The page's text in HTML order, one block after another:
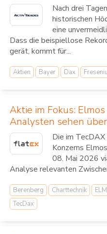
Nach drei
historischen
eine
Dass die beispiellose
gerät, kommt für...
Aktien Bayer Dax
Aktie im Fokus:
Analysten sehen
Die im
Konzerns
08. Mai 2026
Analyse relevanten
Berenberg Charttechnik
TecDax